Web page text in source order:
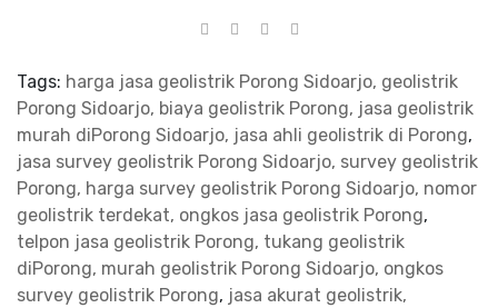
Tags: harga jasa geolistrik Porong Sidoarjo, geolistrik
Porong Sidoarjo, biaya geolistrik Porong, jasa geolistrik
murah diPorong Sidoarjo, jasa ahli geolistrik di Porong,
jasa survey geolistrik Porong Sidoarjo, survey geolistrik
Porong, harga survey geolistrik Porong Sidoarjo, nomor
geolistrik terdekat, ongkos jasa geolistrik Porong,
telpon jasa geolistrik Porong, tukang geolistrik
diPorong, murah geolistrik Porong Sidoarjo, ongkos
survey geolistrik Porong, jasa akurat geolistrik,